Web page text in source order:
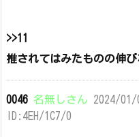
>>11
推されてはみたものの伸
0046 名無しさん 2024/
ID:4EH/1C7/0